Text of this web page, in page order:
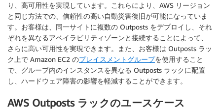
り、高可用性を実現しています。これらにより、AWS リージョン
と同じ方法での、信頼性の高い自動災害復旧が可能になっていま
す。お客様は、同一サイトに複数の Outposts をデプロイし、それ
ぞれを異なるアベイラビリティゾーンと接続することによって、
さらに高い可用性を実現できます。また、お客様は Outposts ラッ
ク上で Amazon EC2 のプレイスメントグループを使用すること
で、グループ内のインスタンスを異なる Outposts ラックに配置
し、ハードウェア障害の影響を軽減することができます。
AWS Outposts ラックのユースケース